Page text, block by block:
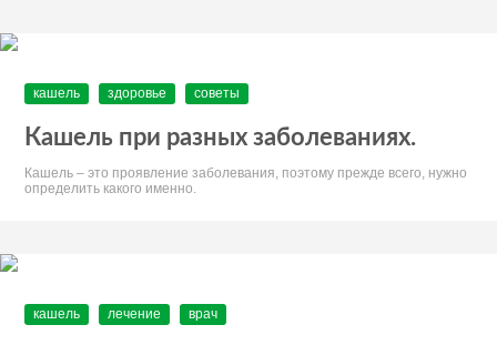
кашель здоровье советы
Кашель при разных заболеваниях.
Кашель – это проявление заболевания, поэтому прежде всего, нужно
определить какого именно.
кашель лечение врач